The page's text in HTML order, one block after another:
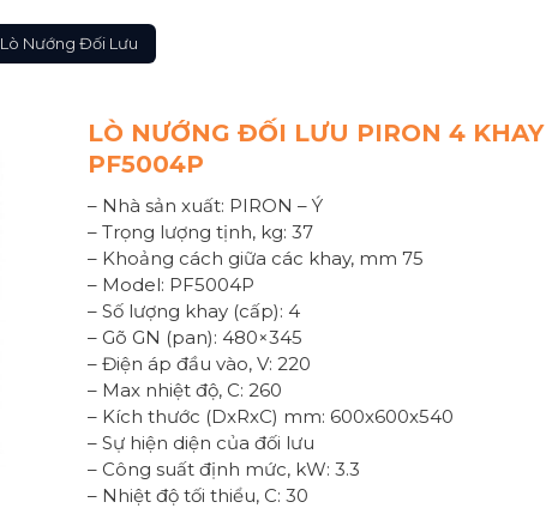
Lò Nướng Đối Lưu
LÒ NƯỚNG ĐỐI LƯU PIRON 4 KHAY
PF5004P
– Nhà sản xuất: PIRON – Ý
– Trọng lượng tịnh, kg: 37
– Khoảng cách giữa các khay, mm 75
– Model: PF5004P
– Số lượng khay (cấp): 4
– Gõ GN (pan): 480×345
– Điện áp đầu vào, V: 220
– Max nhiệt độ, C: 260
– Kích thước (DxRxC) mm: 600x600x540
– Sự hiện diện của đối lưu
– Công suất định mức, kW: 3.3
– Nhiệt độ tối thiểu, C: 30